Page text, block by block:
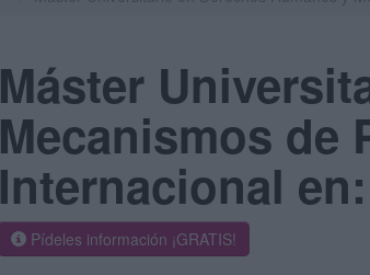
Máster
Mecanismos de
Internacional
Pídeles información ¡GRATIS!